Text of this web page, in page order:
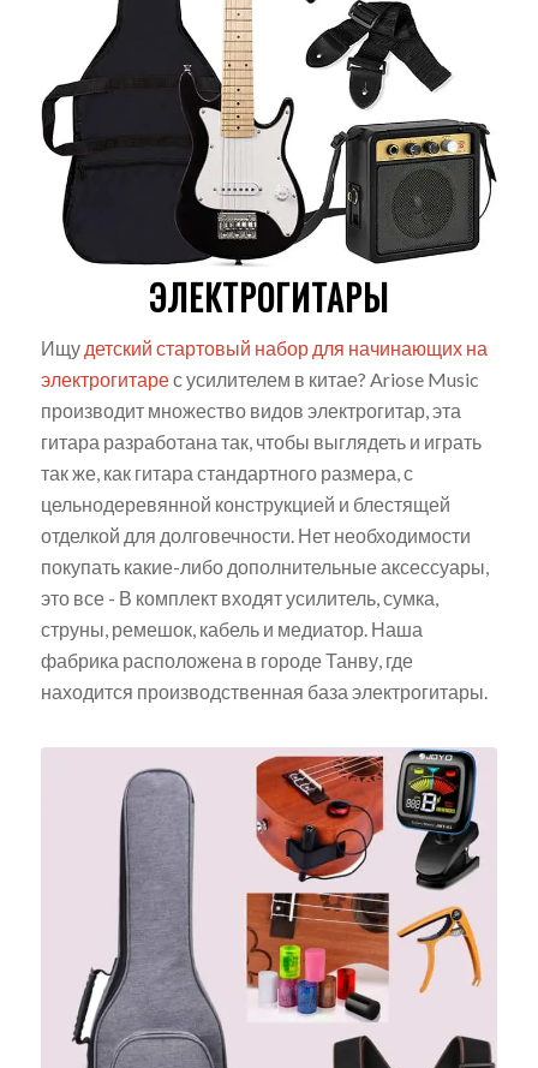
ЭЛЕКТРОГИТАРЫ
Ищу детский стартовый набор для начинающих на
электрогитарес усилителем в китае? Ariose Music
производит множество видов электрогитар, эта
гитара разработана так, чтобы выглядеть и играть
так же, как гитара стандартного размера, с
цельнодеревянной конструкцией и блестящей
отделкой для долговечности. Нет необходимости
покупать какие-либо дополнительные аксессуары,
это все - В комплект входят усилитель, сумка,
струны, ремешок, кабель и медиатор. Наша
фабрика расположена в городе Танву, где
находится производственная база электрогитары.